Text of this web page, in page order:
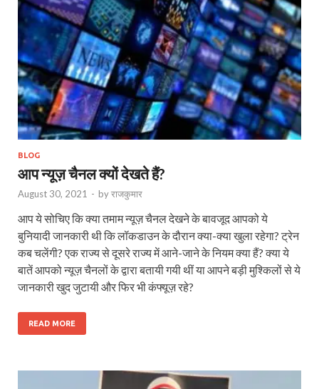
BLOG
आप न्यूज़ चैनल क्यों देखते हैं?
August 30, 2021 - byराजकुमार
आप ये सोचिए कि क्या तमाम न्यूज़ चैनल देखने के बावजूद आपको ये
बुनियादी जानकारी थी कि लॉकडाउन के दौरान क्या-क्या खुला रहेगा? ट्रेन
कब चलेंगी? एक राज्य से दूसरे राज्य में आने-जाने के नियम क्या हैं? क्या ये
बातें आपको न्यूज़ चैनलों के द्वारा बतायी गयी थीं या आपने बड़ी मुश्किलों से ये
जानकारी खुद जुटायी और फिर भी कंफ्यूज़ रहे?
READ MORE